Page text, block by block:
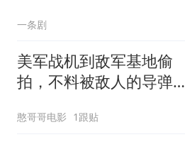
一条剧
美军战机到敌军基地偷
拍，不料被敌人的导弹锁
憨哥哥电影 1跟贴